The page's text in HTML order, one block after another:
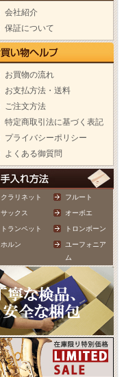
会社紹介
保証について
お買物の流れ
お支払方法・送料
ご注文方法
特定商取引法に基づく表記
プライバシーポリシー
よくある御質問
クラリネット フルート
サックス オーボエ
トランペット トロンボーン
ホルン
ユーフォニア
ム